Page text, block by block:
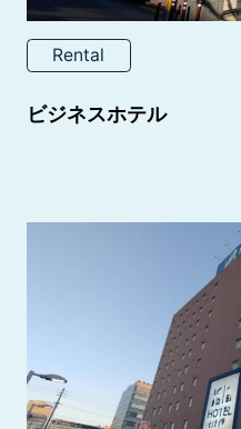
Rental
ビジネスホテル